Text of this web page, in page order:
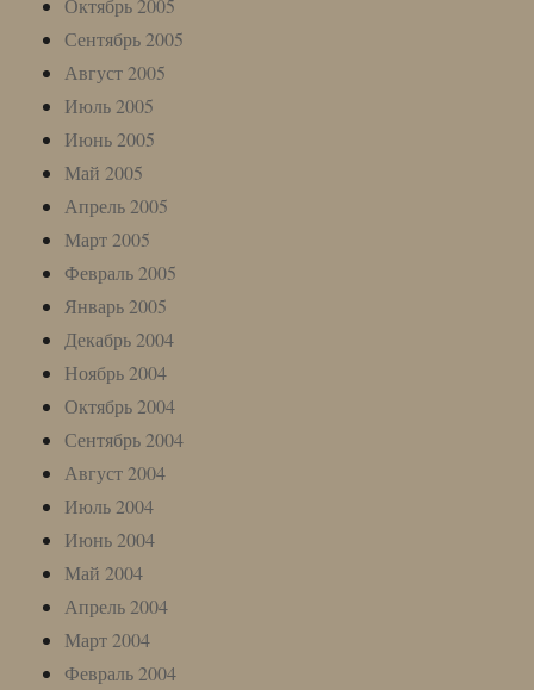
Октябрь 2005
Сентябрь 2005
Август 2005
Июль 2005
Июнь 2005
Май 2005
Апрель 2005
Март 2005
Февраль 2005
Январь 2005
Декабрь 2004
Ноябрь 2004
Октябрь 2004
Сентябрь 2004
Август 2004
Июль 2004
Июнь 2004
Май 2004
Апрель 2004
Март 2004
Февраль 2004